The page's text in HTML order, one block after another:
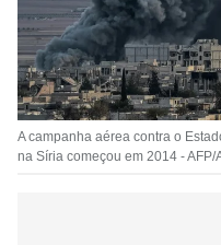
A campanha aérea contra o
na Síria começou em 2014 - AFP/